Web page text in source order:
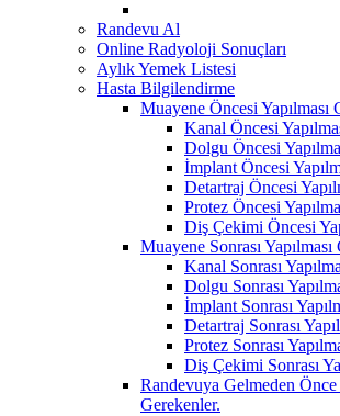
Randevu Al
Online Radyoloji Sonuçları
Aylık Yemek Listesi
Hasta Bilgilendirme
Muayene Öncesi Yapılması
Kanal Öncesi
Dolgu Öncesi
İmplant Öncesi
Detartraj Öncesi
Protez Öncesi
Diş Çekimi Öncesi
Muayene Sonrası
Kanal Sonrası
Dolgu Sonrası
İmplant Sonrası
Detartraj Sonrası
Protez Sonrası
Diş Çekimi Sonrası
Randevuya Gelmeden Önce
Gerekenler.